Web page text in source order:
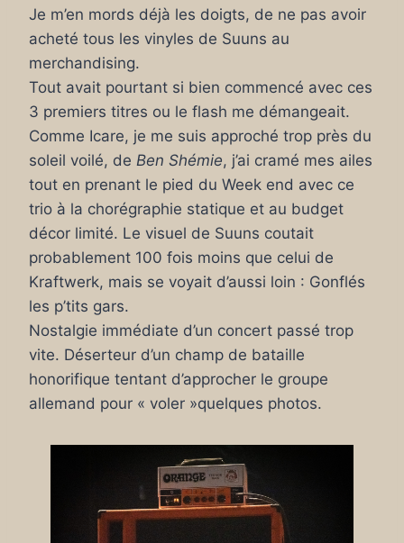
Je m’en mords déjà les doigts, de ne pas avoir
acheté tous les vinyles de Suuns au
merchandising.
Tout avait pourtant si bien commencé avec ces
3 premiers titres ou le flash me démangeait.
Comme Icare, je me suis approché trop près du
soleil voilé, de Ben Shémie, j’ai cramé mes ailes
tout en prenant le pied du Week end avec ce
trio à la chorégraphie statique et au budget
décor limité. Le visuel de Suuns coutait
probablement 100 fois moins que celui de
Kraftwerk, mais se voyait d’aussi loin : Gonflés
les p’tits gars.
Nostalgie immédiate d’un concert passé trop
vite. Déserteur d’un champ de bataille
honorifique tentant d’approcher le groupe
allemand pour « voler »quelques photos.